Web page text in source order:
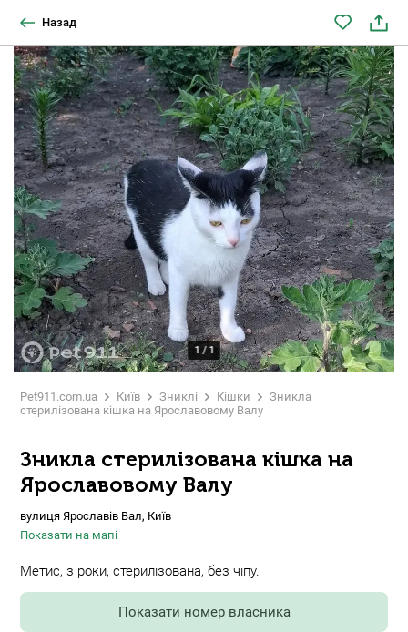
Назад
1 / 1
Pet911.com.ua Київ Зниклі Кішки
Зникла
стерилізована кішка на Ярославовому Валу
Зникла стерилізована кішка на
Ярославовому Валу
вулиця Ярославів Вал, Київ
Показати на мапі
Метис, з роки, стерилізована, без чіпу.
Показати номер власника